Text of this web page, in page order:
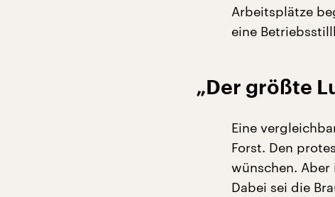
Arbeitsplätze
eine
„Der größte
Eine
Forst. Den
wünschen.
Dabei sei die